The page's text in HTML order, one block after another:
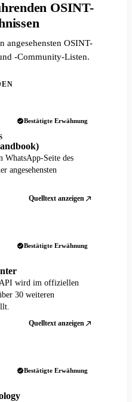
OSINT-
angesehensten OSINT-
-Community-Listen.
Bestätigte Erwähnung
WhatsApp-Seite des
angesehensten
Quelltext anzeigen
Bestätigte Erwähnung
wird im offiziellen
30 weiteren
Quelltext anzeigen
Bestätigte Erwähnung